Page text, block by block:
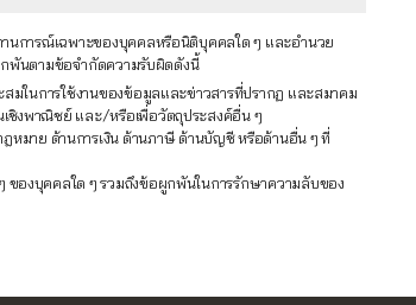
นการณ์เฉพาะของบุคคลหรือนิติบุคคลใด ๆ และอำนวย
กพันตามข้อจำกัดความรับผิดดังนี้
มในการใช้งานของข้อมูลและข่าวสารที่ปรากฏ และสมาคม
เชิงพาณิชย์ และ/หรือเพื่อวัตถุประสงค์อื่น ๆ
หมาย ด้านการเงิน ด้านภาษี ด้านบัญชี หรือด้านอื่น ๆ ที่
ของบุคคลใด ๆ รวมถึงข้อผูกพันในการรักษาความลับของ